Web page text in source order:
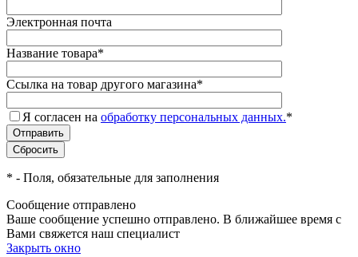
Электронная почта
Название товара*
Ссылка на товар другого магазина*
Я согласен на обработку персональных данных.*
* - Поля, обязательные для заполнения
Сообщение отправлено
Ваше сообщение успешно отправлено. В ближайшее время с
Вами свяжется наш специалист
Закрыть окно